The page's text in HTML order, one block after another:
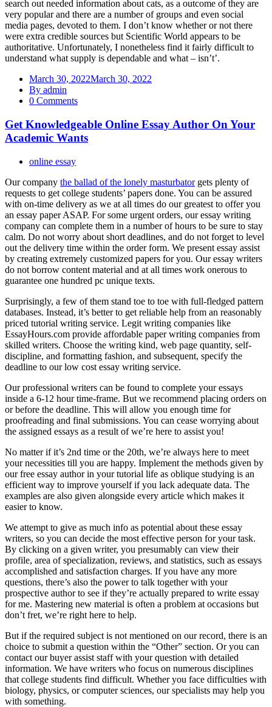
search out needed information about cats, as a outcome of they are
very popular and there are a number of groups and even social
media pages, devoted to them. I don’t know whether or not there
were extra credible sources but Scientific World appears to be
authoritative. Unfortunately, I nonetheless find it fairly difficult to
understand what supply is dependable and what – isn’t’.
March 30, 2022March 30, 2022
By admin
0 Comments
Get Knowledgeable Online Essay Author On Your
Academic Wants
online essay
Our company the ballad of the lonely masturbatorgets plenty of
requests to get college students’ papers done. You can be assured
with on-time delivery as we at all times do our greatest to offer you
an essay paper ASAP. For some urgent orders, our essay writing
company can complete them in a number of hours to be sure to stay
calm. Do not worry about short deadlines, and do not forget to level
out the delivery time within the order form. We present essay assist
by creating extremely customized papers for you. Our essay writers
do not borrow content material and at all times work onerous to
guarantee one hundred pc unique texts.
Surprisingly, a few of them stand toe to toe with full-fledged pattern
databases. Instead, it’s better to get reliable help from an reasonably
priced tutorial writing service. Legit writing companies like
EssayHours.com provide affordable paper writing companies from
skilled writers. Choose the writing kind, web page quantity, self-
discipline, and formatting fashion, and subsequent, specify the
deadline to our low cost essay writing service.
Our professional writers can be found to complete your essays
inside a 6-12 hour time-frame. But we recommend placing orders on
or before the deadline. This will allow you enough time for
proofreading and final submissions. You can cease worrying about
the assigned essays as a result of we’re here to assist you!
No matter if it’s 2nd time or the 20th, we’re always here to meet
your necessities till you are happy. Implement the methods given by
our free essay author in your tutorial life as oblique studying is an
efficient way to improve yourself if you lack adequate data. The
examples are also given alongside every article which makes it
easier to know.
We attempt to give as much info as potential about these essay
writers, so you can decide the most effective person for your task.
By clicking on a given writer, you presumably can view their
profile, area of specialization, reviews, and statistics, such as essays
accomplished and satisfaction charges. If you have any more
questions, there’s also the power to talk together with your
prospective author to see if they’re actually prepared to write essay
for me. Mastering new material is often a problem at occasions but
don’t fret, we’re right here to help.
But if the required subject is not mentioned on our record, there is an
choice to submit a question within the “Other” section. Or you can
contact our buyer assist staff with your question with detailed
information. We have writers who focus on numerous disciplines
that college students find difficult. Whether you face difficulties with
biology, physics, or computer sciences, our specialists may help you
with something.